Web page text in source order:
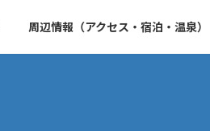
周辺情報（アクセス・宿泊・温泉）